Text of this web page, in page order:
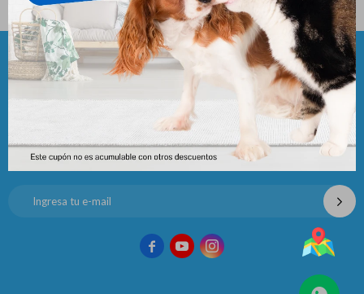
¡Suscribite y recibí todas nuestras novedades!
  